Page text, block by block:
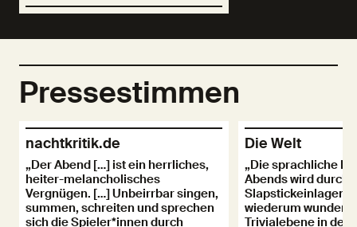
Pressestimmen
nachtkritik.de
„Der Abend […] ist ein herrliches,
heiter-melancholisches
Vergnügen. […] Unbeirrbar singen,
summen, schreiten und sprechen
sich die Spieler*innen durch
Die Welt
„Die sprachliche
Abends wird durch
Slapstickeinlagen
wiederum
Trivialebene in den